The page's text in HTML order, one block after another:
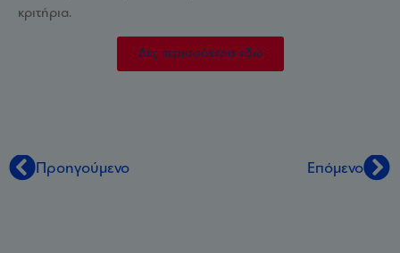
κριτήρια.
Δες περισσότερα εδώ
Προηγούμενο Επόμενο